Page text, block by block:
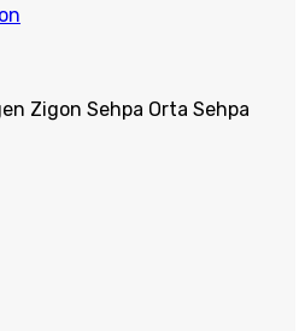
Zigon Sehpa Orta Sehpa